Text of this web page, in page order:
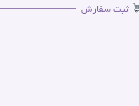
ثبت سفارش